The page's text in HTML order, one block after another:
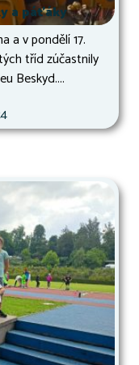
a páťáky
a v pondělí 17.
tříd zúčastnily
Beskyd....